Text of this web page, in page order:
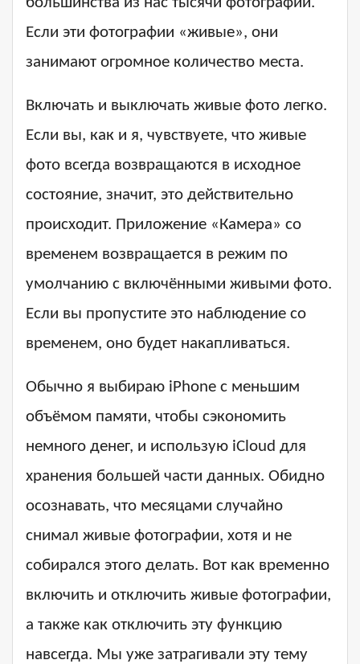
Если эти фотографии «живые», они
занимают огромное количество места.
Включать и выключать живые фото легко.
Если вы, как и я, чувствуете, что живые
фото всегда возвращаются в исходное
состояние, значит, это действительно
происходит. Приложение «Камера» со
временем возвращается в режим по
умолчанию с включёнными живыми фото.
Если вы пропустите это наблюдение со
временем, оно будет накапливаться.
Обычно я выбираю iPhone с меньшим
объёмом памяти, чтобы сэкономить
немного денег, и использую iCloud для
хранения большей части данных. Обидно
осознавать, что месяцами случайно
снимал живые фотографии, хотя и не
собирался этого делать. Вот как временно
включить и отключить живые фотографии,
а также как отключить эту функцию
навсегда. Мы уже затрагивали эту тему